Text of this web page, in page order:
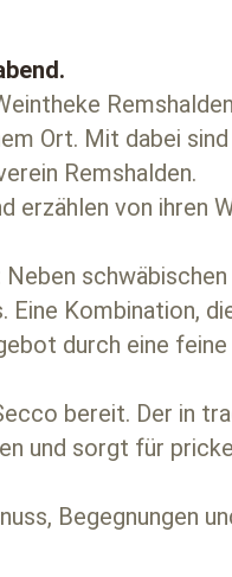
Ort. Mit dabei
Remshalden.
erzählen von ihren
Neben
Eine Kombination,
durch eine
bereit. Der in
und sorgt für
Begegnungen